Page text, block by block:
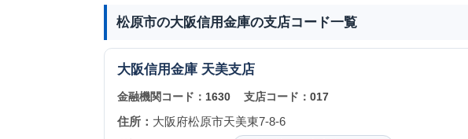
松原市の大阪信用金庫の支店コード一覧
大阪信用金庫 天美支店
金融機関コード： 1630 支店コード： 017
住所： 大阪府松原市天美東7-8-6